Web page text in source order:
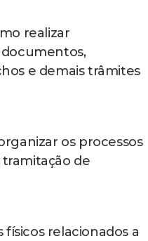
realizar
e demais trâmites
os processos
de
relacionados a